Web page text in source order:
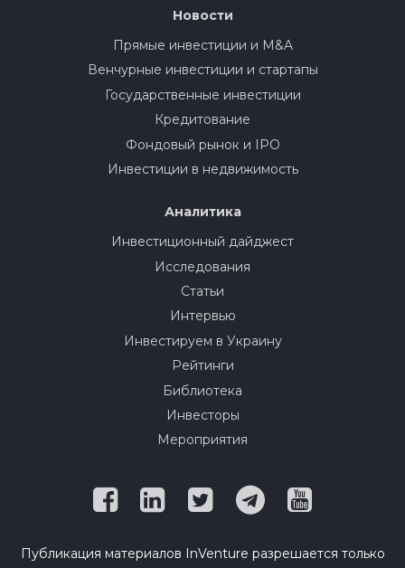
Новости
Прямые инвестиции и M&A
Венчурные инвестиции и стартапы
Государственные инвестиции
Кредитование
Фондовый рынок и IPO
Инвестиции в недвижимость
Аналитика
Инвестиционный дайджест
Исследования
Статьи
Интервью
Инвестируем в Украину
Рейтинги
Библиотека
Инвесторы
Мероприятия
Публикация материалов InVenture разрешается только